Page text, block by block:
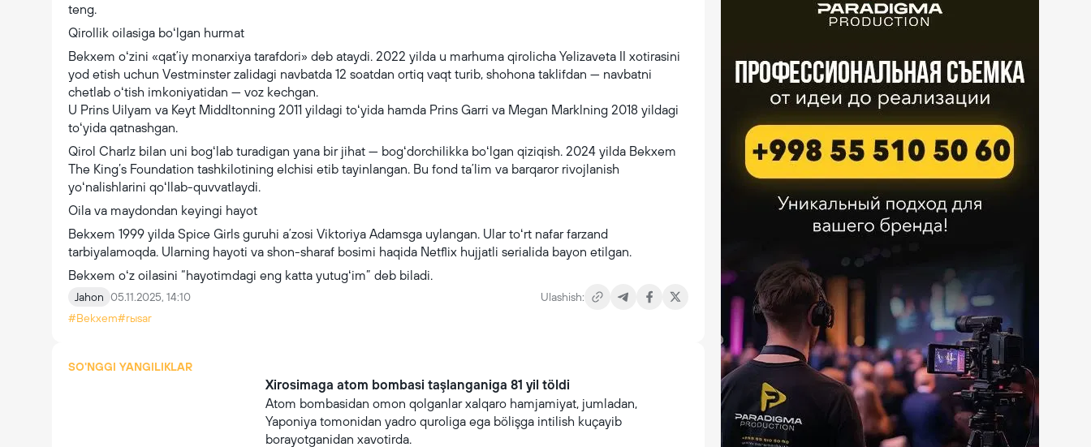
teng.
Qirollik oilasiga boʻlgan hurmat
Bekxem oʻzini «qatʼiy monarxiya tarafdori» deb ataydi. 2022 yilda u marhuma qirolicha Yelizaveta II xotirasini
yod etish uchun Vestminster zalidagi navbatda 12 soatdan ortiq vaqt turib, shohona taklifdan — navbatni
chetlab oʻtish imkoniyatidan — voz kechgan.
U Prins Uilyam va Keyt Middltonning 2011 yildagi toʻyida hamda Prins Garri va Megan Marklning 2018 yildagi
toʻyida qatnashgan.
Qirol Charlz bilan uni bogʻlab turadigan yana bir jihat — bogʻdorchilikka boʻlgan qiziqish. 2024 yilda Bekxem
The King’s Foundation tashkilotining elchisi etib tayinlangan. Bu fond taʼlim va barqaror rivojlanish
yoʻnalishlarini qoʻllab-quvvatlaydi.
Oila va maydondan keyingi hayot
Bekxem 1999 yilda Spice Girls guruhi aʼzosi Viktoriya Adamsga uylangan. Ular toʻrt nafar farzand
tarbiyalamoqda. Ularning hayoti va shon-sharaf bosimi haqida Netflix hujjatli serialida bayon etilgan.
Bekxem oʻz oilasini “hayotimdagi eng katta yutugʻim” deb biladi.
Jahon 05.11.2025, 14:10
Ulashish:
#Bekxem#rыsar
SO'NGGI YANGILIKLAR
Xirosimaga atom bombasi taşlanganiga 81 yil töldi
Atom bombasidan omon qolganlar xalqaro hamjamiyat, jumladan,
Yaponiya tomonidan yadro quroliga ega bölişga intilish kuçayib
borayotganidan xavotirda.